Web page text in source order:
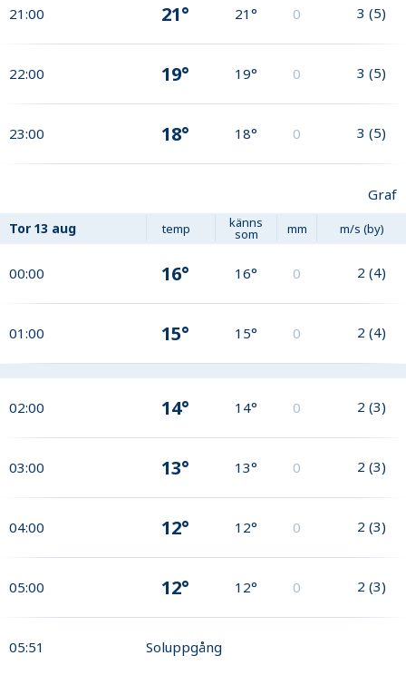
21:00 21° 21° 0 3 (5)
22:00 19° 19° 0 3 (5)
23:00 18° 18° 0 3 (5)
Graf
Tor 13 aug temp känns
som mm m/s (by)
00:00 16° 16° 0 2 (4)
01:00 15° 15° 0 2 (4)
02:00 14° 14° 0 2 (3)
03:00 13° 13° 0 2 (3)
04:00 12° 12° 0 2 (3)
05:00 12° 12° 0 2 (3)
05:51 Soluppgång